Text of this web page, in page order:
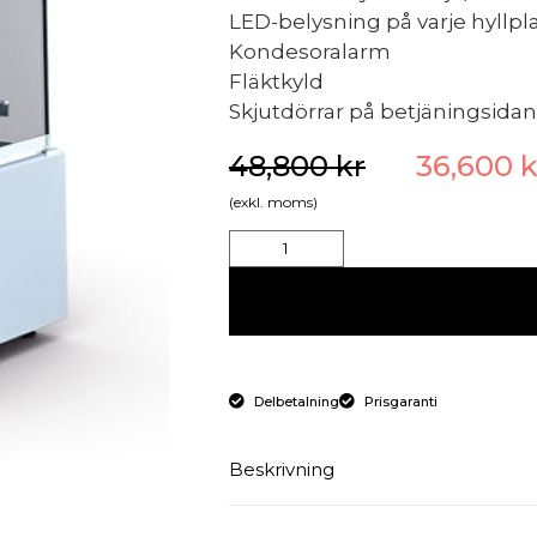
LED-belysning på varje
Kondesoralarm
Fläktkyld
Skjutdörrar på betjäningsidan
48,800kr 36,600
(exkl. moms)
Delbetalning Prisgaranti
Beskrivning